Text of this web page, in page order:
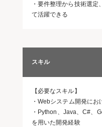
・要件整理から技術選
て活躍できる
スキル
【必要なスキル】
・Webシステム開発に
・Python、Java、C#、
を用いた開発経験